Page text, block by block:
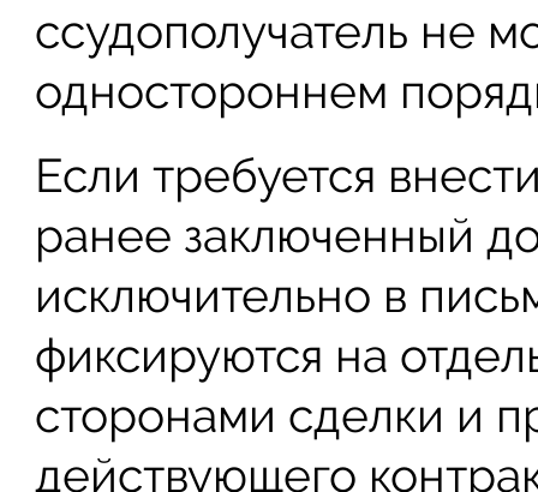
ссудополучатель не
одностороннем
Если требуется
ранее заключенный
исключительно в
фиксируются на
сторонами сделки и
действующего